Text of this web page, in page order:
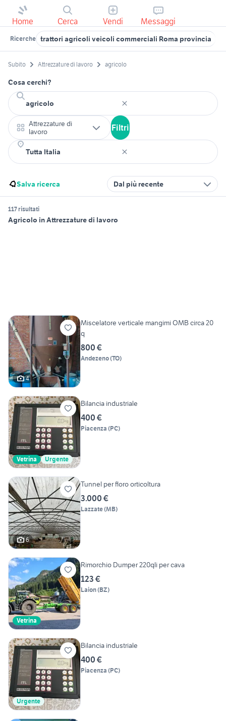
Home Cerca Vendi Messaggi
Ricerche trattori agricoli veicoli commerciali Roma provincia
Subito Attrezzature di lavoro agricolo
Cosa cerchi?
Attrezzature di
lavoro
Filtri
Salva ricerca Dal più recente
117 risultati
Agricolo in Attrezzature di lavoro
4
Miscelatore verticale mangimi OMB circa 20
q
800 €
Andezeno(TO)
Vetrina Urgente
Bilancia industriale
400 €
Piacenza (PC)
6
Tunnel per floro orticoltura
3.000 €
Lazzate(MB)
Vetrina
Rimorchio Dumper 220qli per cava
123 €
Laion(BZ)
Urgente
Bilancia industriale
400 €
Piacenza (PC)